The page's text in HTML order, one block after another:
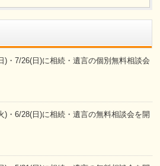
)・7/26(日)に相続・遺言の個別無料相談会
)・6/28(日)に相続・遺言の無料相談会を開